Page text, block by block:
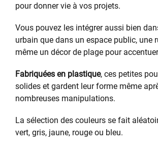
pour donner vie à vos projets.
Vous pouvez les intégrer aussi bien
urbain que dans un espace public, une
même un décor de plage pour
Fabriquées en plastique, ces petites
solides et gardent leur forme même
nombreuses manipulations.
La sélection des couleurs se fait
vert, gris, jaune, rouge ou bleu.